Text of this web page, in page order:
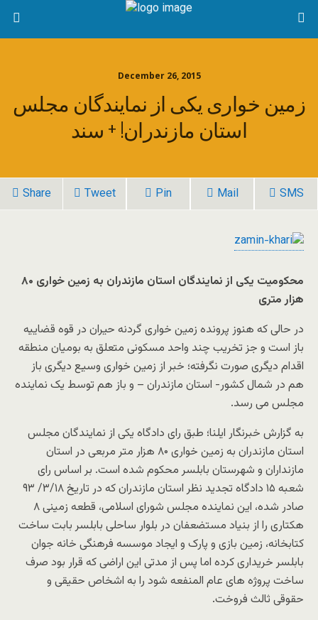
December 26, 2015
زمین خواری یکی از نمایندگان مجلس
استان مازندران! + سند
Share Tweet Pin Mail SMS
محکومیت یکی از نمایندگان استان مازندران به زمین خواری ۸۰
هزار متری
در حالی که هنوز پرونده زمین خواری گردنه حیران در قوه قضاییه
باز است و جز تخریب چند واحد مسکونی متعلق به بومیان منطقه
اقدام دیگری صورت نگرفته؛ خبر از زمین خواری وسیع دیگری باز
هم در شمال کشور- استان مازندران – و باز هم توسط یک نماینده
مجلس می رسد.
به گزارش خبرنگار ایلنا؛ طبق رای دادگاه یکی از نمایندگان مجلس
استان مازندران به زمین خواری ۸۰ هزار متر مربعی در استان
مازنداران و شهرستان بابلسر محکوم شده است. بر اساس رای
شعبه ۱۵ دادگاه تجدید نظر استان مازندران که در تاریخ ۳/۱۸/ ۹۳
صادر شده، این نماینده مجلس شورای اسلامی، قطعه زمینی ۸
هکتاری را از بنیاد مستضعفان در بلوار ساحلی بابلسر بابت ساخت
کتابخانه، زمین بازی و پارک و ایجاد موسسه فرهنگی خانه جوان
بابلسر خریداری کرده اما پس از مدتی این اراضی که قرار بود صرف
ساخت پروژه های عام المنفعه شود را به اشخاص حقیقی و
حقوقی ثالث فروخت.